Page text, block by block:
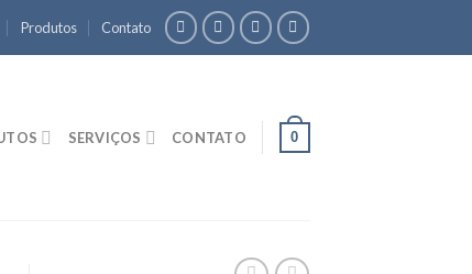
Produtos Contato
SERVIÇOS CONTATO 0